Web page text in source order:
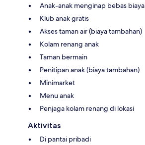
Anak-anak menginap bebas biaya
Klub anak gratis
Akses taman air (biaya tambahan)
Kolam renang anak
Taman bermain
Penitipan anak (biaya tambahan)
Minimarket
Menu anak
Penjaga kolam renang di lokasi
Aktivitas
Di pantai pribadi